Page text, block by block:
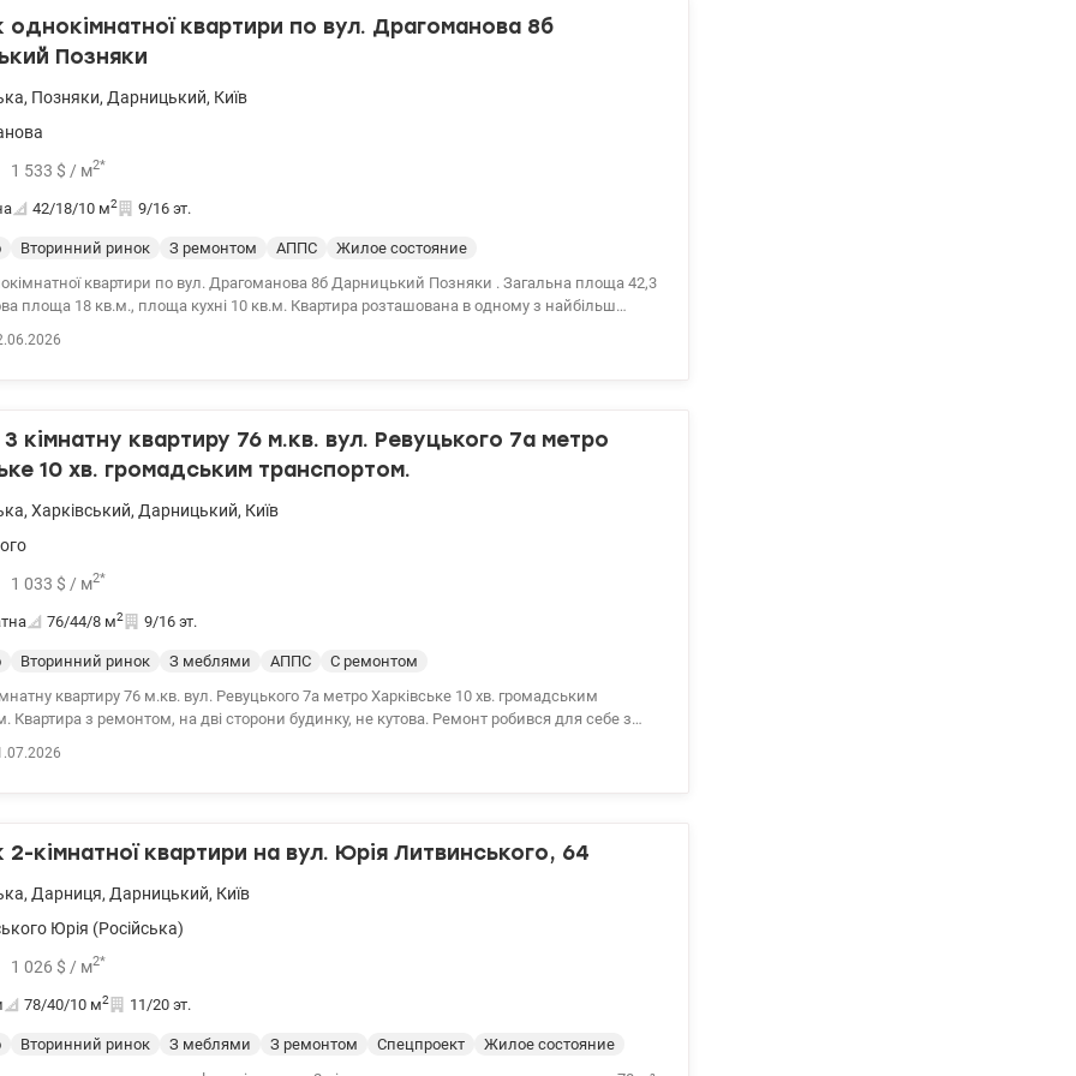
квартири по вул. Драгоманова 8б
Позняки
, Позняки, Дарницький, Київ
1 533 $ / м2*
42/18/10 м2 9/16 эт.
Вторинний ринок З ремонтом АППС
Жилое состояние
квартири по вул. Драгоманова 8б Дарницький Позняки . Загальна площа 42,3
площа 18 кв.м., площа кухні 10 кв.м. Квартира розташована в одному з найбільш
і для вигідної інвестиції
64400 у.о., 0976449950,Наталія, valion.ua/1152383
кімнатну квартиру 76 м.кв. вул. Ревуцького 7а метро
10 хв. громадським транспортом.
, Харківський, Дарницький, Київ
1 033 $ / м2*
76/44/8 м2 9/16 эт.
Вторинний ринок З меблями АППС
С ремонтом
квартиру 76 м.кв. вул. Ревуцького 7а метро Харківське 10 хв. громадським
Квартира з ремонтом, на дві сторони будинку, не кутова. Ремонт робився для себе з
кімнатної квартири на вул. Юрія Литвинського, 64
, Дарниця, Дарницький, Київ
Юрія (Російська)
1 026 $ / м2*
78/40/10 м2 11/20 эт.
Вторинний ринок З меблями З ремонтом Спецпроект
Жилое состояние